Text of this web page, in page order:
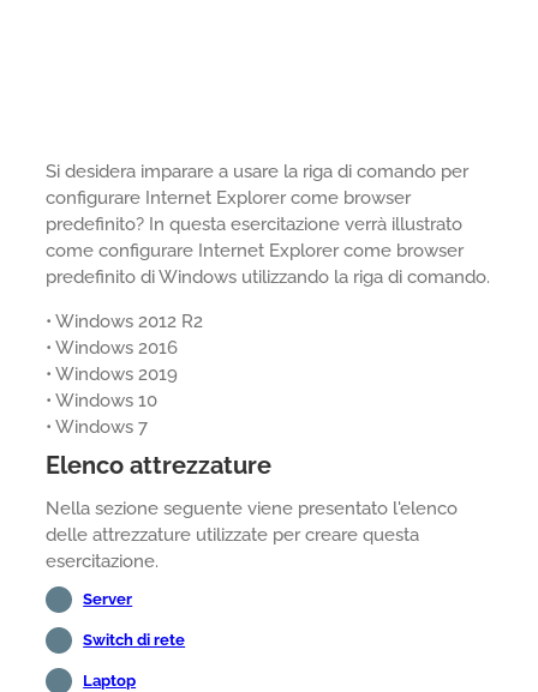
Si desidera imparare a usare la riga di comando per
configurare Internet Explorer come browser
predefinito? In questa esercitazione verrà illustrato
come configurare Internet Explorer come browser
predefinito di Windows utilizzando la riga di comando.
• Windows 2012 R2
• Windows 2016
• Windows 2019
• Windows 10
• Windows 7
Elenco attrezzature
Nella sezione seguente viene presentato l'elenco
delle attrezzature utilizzate per creare questa
esercitazione.
Server
Switch di rete
Laptop